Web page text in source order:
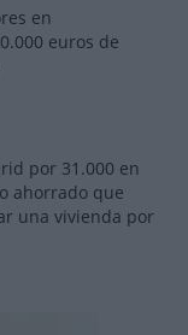
en
euros de
por 31.000 en
ahorrado que
una vivienda por